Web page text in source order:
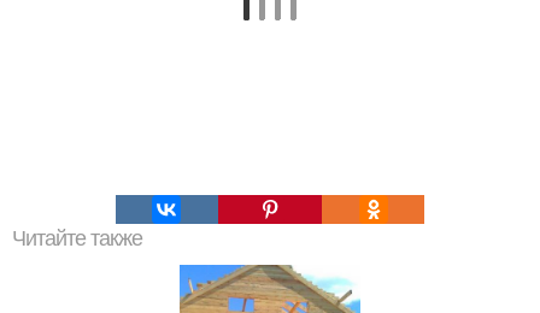
Читайте также